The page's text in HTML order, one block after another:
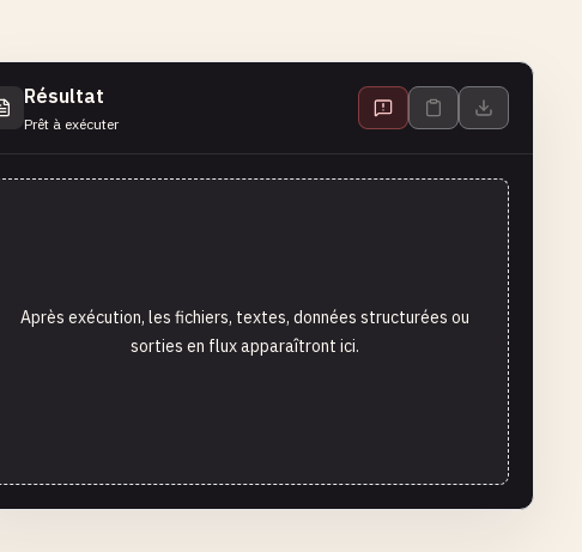
Résultat
Prêt à exécuter
Après exécution, les fichiers, textes, données structurées ou
sorties en flux apparaîtront ici.